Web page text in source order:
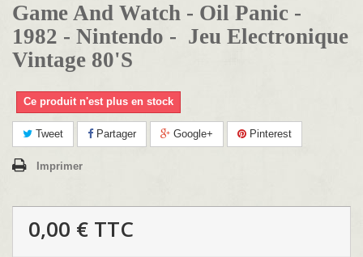
Game And Watch - Oil Panic -
1982 - Nintendo - Jeu Electronique
Vintage 80'S
Ce produit n'est plus en stock
Tweet Partager Google+ Pinterest
Imprimer
0,00 € TTC